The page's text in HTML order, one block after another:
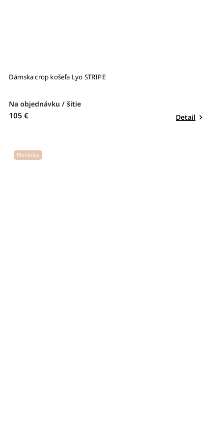
Dámska crop košeľa Lyo STRIPE
Na objednávku / šitie
105 € Detail
Novinka